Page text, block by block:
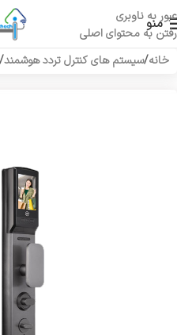
عبور به ناوبری
رفتن به محتوای اصلی
منو
خانه سیستم های کنترل تردد هوشمند